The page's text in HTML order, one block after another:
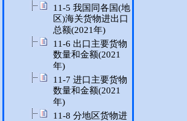
11-5 我国同各国(地
区)海关货物进出口
总额(2021年)
11-6 出口主要货物
数量和金额(2021
年)
11-7 进口主要货物
数量和金额(2021
年)
11-8 分地区货物进